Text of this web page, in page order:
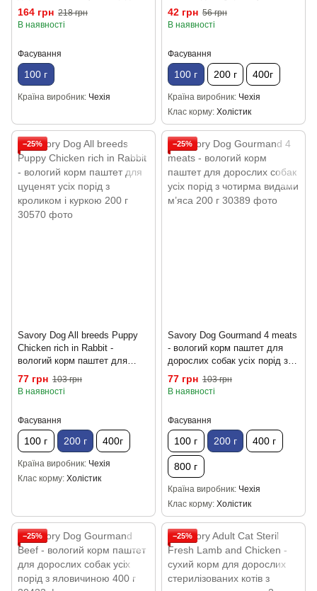
чутливим травленням або
алергією на злаки, з індичкою
164 грн 218 грн
В наявності
Фасування
100 г
Країна виробник Чехія
з куркою 100 г
42 грн 56 грн
В наявності
Фасування
100 г 200 г 400г
Країна виробник Чехія
Клас корму Холістик
−25%
Savory Dog All breeds Puppy
Chicken rich in Rabbit -
вологий корм паштет для
цуценят усіх порід з кроликом
і куркою 200 г
77 грн 103 грн
В наявності
Фасування
100 г 200 г 400г
Країна виробник Чехія
Клас корму Холістик
−25%
Savory Dog Gourmand 4 meats
- вологий корм паштет для
дорослих собак усіх порід з
чотирма видами м’яса 200 г
77 грн 103 грн
В наявності
Фасування
100 г 200 г 400 г
800 г
Країна виробник Чехія
Клас корму Холістик
−25% −25%